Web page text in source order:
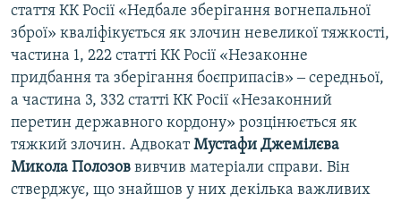
стаття КК Росії «Недбале зберігання вогнепальної
зброї» кваліфікується як злочин невеликої тяжкості,
частина 1, 222 статті КК Росії «Незаконне
придбання та зберігання боєприпасів» ‒ середньої,
а частина 3, 332 статті КК Росії «Незаконний
перетин державного кордону» розцінюється як
тяжкий злочин. АдвокатМустафи Джемілєва
Микола Полозов вивчив матеріали справи. Він
стверджує, що знайшов у них декілька важливих